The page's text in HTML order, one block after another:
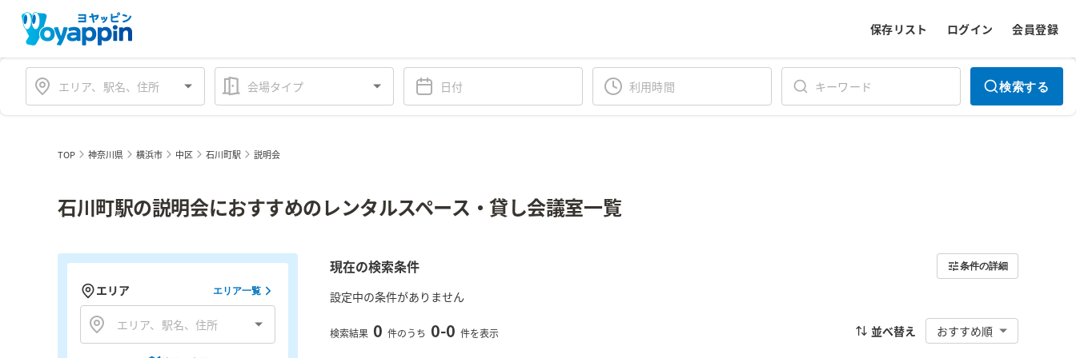
保存リスト ログイン 会員登録
会場タイプ 検索する
TOP 神奈川県 横浜市 中区 石川町駅 説明会
石川町駅の説明会におすすめのレンタルスペース・貸し会議室一覧
現在の検索条件 条件の詳細
設定中の条件がありません
検索結果 0 件のうち 0-0 件を表示 並べ替え おすすめ順
エリア エリア一覧